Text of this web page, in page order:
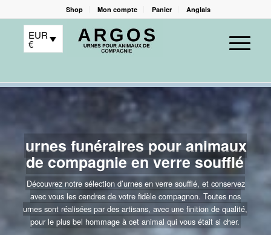
Shop Mon compte Panier Anglais
EUR
€
urnes funéraires pour animaux
de compagnie en verre soufflé
Découvrez notre sélection d’urnes en verre soufflé, et conservez
avec vous les cendres de votre fidèle compagnon. Toutes nos
urnes sont réalisées par des artisans, avec une finition de qualité,
pour le plus bel hommage à cet animal qui vous était si cher.